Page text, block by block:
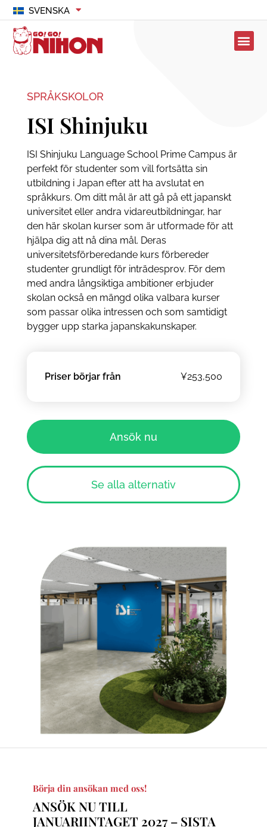
SVENSKA
SPRÅKSKOLOR
ISI Shinjuku
ISI Shinjuku Language School Prime Campus är
perfekt för studenter som vill fortsätta sin
utbildning i Japan efter att ha avslutat en
språkkurs. Om ditt mål är att gå på ett japanskt
universitet eller andra vidareutbildningar, har
den här skolan kurser som är utformade för att
hjälpa dig att nå dina mål. Deras
universitetsförberedande kurs förbereder
studenter grundligt för inträdesprov. För dem
med andra långsiktiga ambitioner erbjuder
skolan också en mängd olika valbara kurser
som passar olika intressen och som samtidigt
bygger upp starka japanskakunskaper.
Priser börjar från ¥253,500
Ansök nu
Se alla alternativ
Börja din ansökan med oss!
ANSÖK NU TILL
JANUARIINTAGET 2027 – SISTA